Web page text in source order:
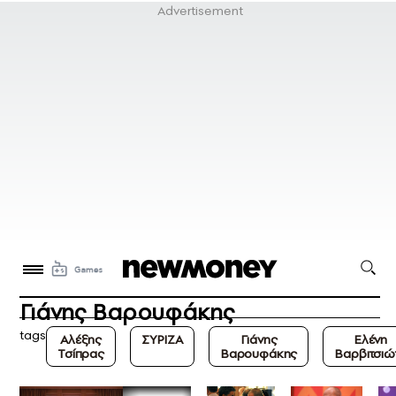
Γιάνης Βαρουφάκης
tags
Αλέξης
Τσίπρας
ΣΥΡΙΖΑ
Γιάνης
Βαρουφάκης
Ελένη